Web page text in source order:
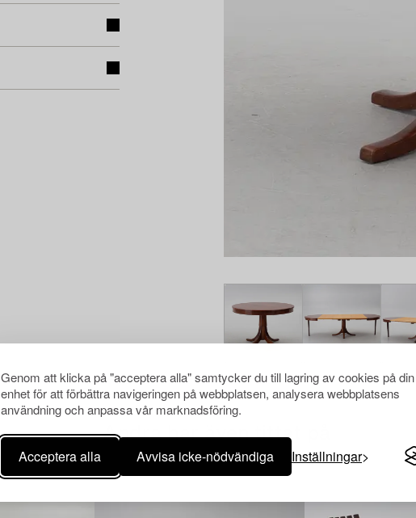
Genom att klicka på "acceptera alla" samtycker du till lagring av cookies på din
enhet för att förbättra navigeringen på webbplatsen, analysera webbplatsens
användning och anpassa vår marknadsföring.
Acceptera alla Avvisa icke-nödvändiga Inställningar
Andra har även tittat på